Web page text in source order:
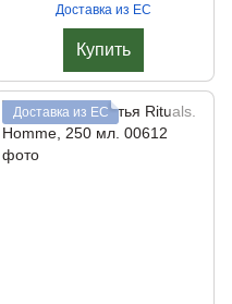
Доставка из ЕС
Купить
Доставка из ЕС